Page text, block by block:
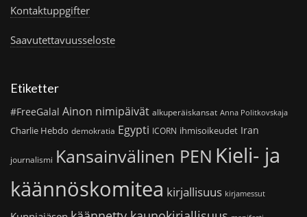
Kontaktuppgifter
Saavutettavuusseloste
Etiketter
#FreeGalal Ainon nimipäivät alkuperäiskansat Anna Politkovskaja
Charlie Hebdo demokratia Egypti ICORN ihmisoikeudet Iran
journalismi Kansainvälinen PEN Kieli- ja
käännöskomitea kirjallisuus kirjamessut